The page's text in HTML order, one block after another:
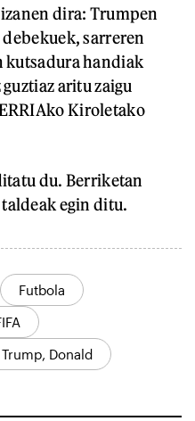
dira: Trumpen
sarreren
kutsadura handiak
aritu zaigu
Kiroletako
du. Berriketan
egin ditu.
Futbola
Trump, Donald